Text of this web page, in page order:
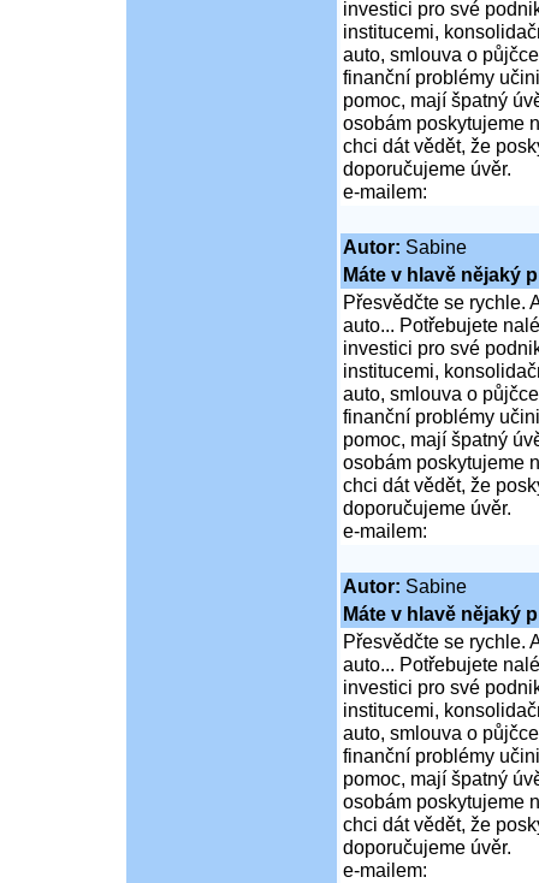
investici pro své
institucemi,
auto, smlouva o
finanční problémy
pomoc, mají špatný
osobám poskytujeme
chci dát vědět, že
doporučujeme úvěr.
e-mailem:
Autor: Sabine
Máte v hlavě nějaký
Přesvědčte se rychle.
auto... Potřebujete
investici pro své
institucemi,
auto, smlouva o
finanční problémy
pomoc, mají špatný
osobám poskytujeme
chci dát vědět, že
doporučujeme úvěr.
e-mailem:
Autor: Sabine
Máte v hlavě nějaký
Přesvědčte se rychle.
auto... Potřebujete
investici pro své
institucemi,
auto, smlouva o
finanční problémy
pomoc, mají špatný
osobám poskytujeme
chci dát vědět, že
doporučujeme úvěr.
e-mailem: